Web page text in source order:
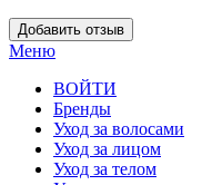
Добавить отзыв
Меню
ВОЙТИ
Бренды
Уход за волосами
Уход за лицом
Уход за телом